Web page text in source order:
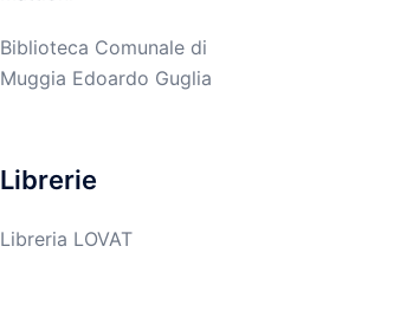
Biblioteca Comunale di
Muggia Edoardo Guglia
Librerie
Libreria LOVAT